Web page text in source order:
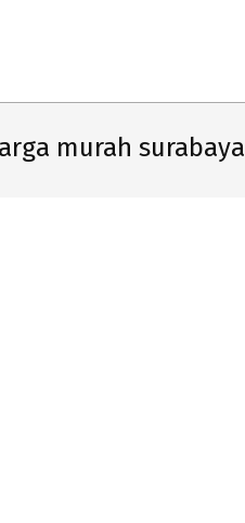
murah surabaya